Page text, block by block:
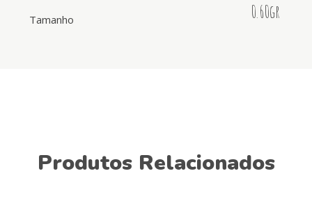
Tamanho 0.60gr
Produtos Relacionados